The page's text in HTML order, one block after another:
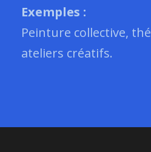
Exemples :
Peinture collective,
ateliers créatifs.